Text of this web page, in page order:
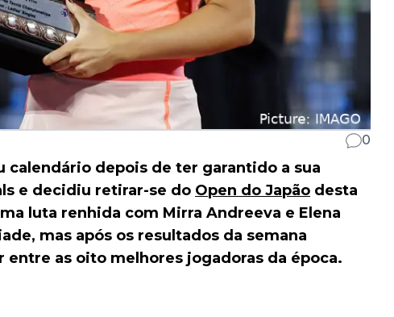
0
calendário depois de ter garantido a sua
e decidiu retirar-se do Open do Japão desta
luta renhida com Mirra Andreeva e Elena
mas após os resultados da semana
entre as oito melhores jogadoras da época.